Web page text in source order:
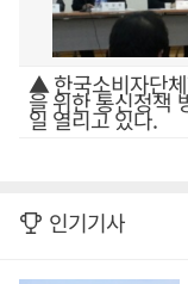
▲ 한국소비자단
을 위한 통신정책
일 열리고 있다.
인기기사